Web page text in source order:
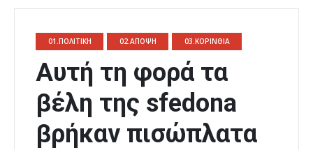
01.ΠΟΛΙΤΙΚΗ 02.ΑΠΟΨΗ 03.ΚΟΡΙΝΘΙΑ
Αυτή τη φορά τα
βέλη της sfedona
βρήκαν πισώπλατα